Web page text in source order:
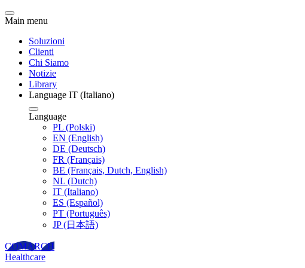
Main menu
Soluzioni
Clienti
Chi Siamo
Notizie
Library
Language IT (Italiano)
Language
PL (Polski)
EN (English)
DE (Deutsch)
FR (Français)
BE (Français, Dutch, English)
NL (Dutch)
IT (Italiano)
ES (Español)
PT (Português)
JP(日本語)
COMARCH
Healthcare